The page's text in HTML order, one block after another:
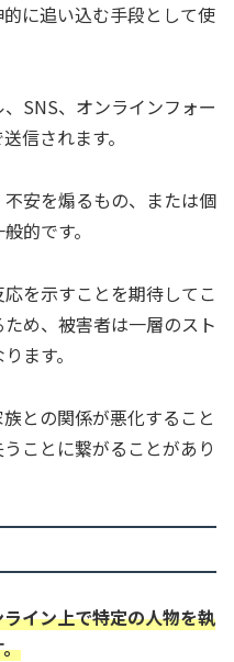
に追い込む手段として使
SNS、オンラインフォー
信されます。
安を煽るもの、または個
的です。
を示すことを期待してこ
め、被害者は一層のスト
ます。
との関係が悪化すること
ことに繋がることがあり
イン上で特定の人物を執